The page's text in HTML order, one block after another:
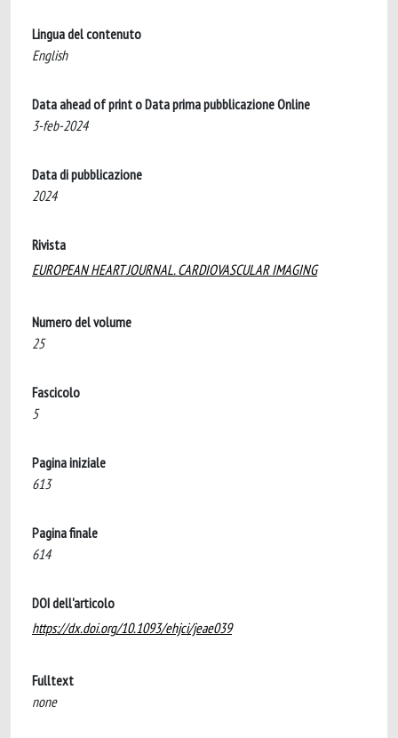
Lingua del contenuto
English
Data ahead of print o Data prima pubblicazione Online
3-feb-2024
Data di pubblicazione
2024
Rivista
EUROPEAN HEART JOURNAL. CARDIOVASCULAR IMAGING
Numero del volume
25
Fascicolo
5
Pagina iniziale
613
Pagina finale
614
DOI dell'articolo
https://dx.doi.org/10.1093/ehjci/jeae039
Fulltext
none